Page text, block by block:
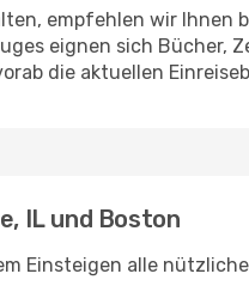
empfehlen wir Ihnen
eignen sich Bücher,
die aktuellen
IL und Boston
Einsteigen alle